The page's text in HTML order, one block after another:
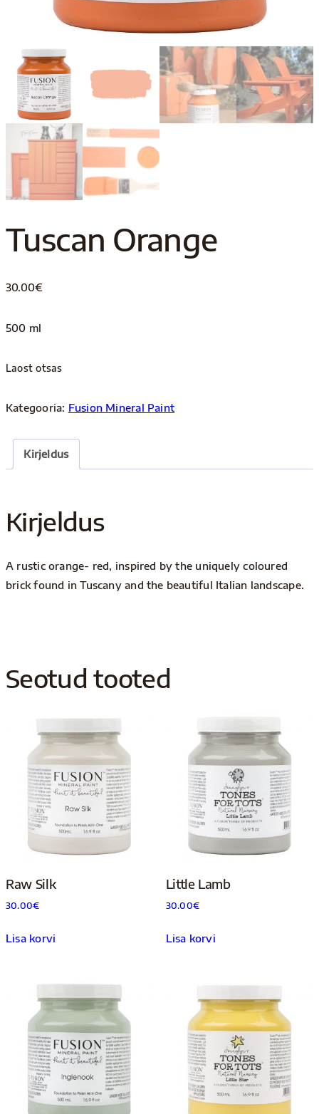
Tuscan Orange
30.00€
500 ml
Laost otsas
Kategooria: Fusion Mineral Paint
Kirjeldus
Kirjeldus
A rustic orange- red, inspired by the uniquely coloured
brick found in Tuscany and the beautiful Italian landscape.
Seotud tooted
Raw Silk
30.00€
Lisa korvi
Little Lamb
30.00€
Lisa korvi